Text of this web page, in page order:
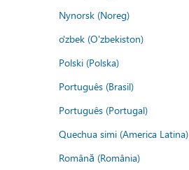
Nynorsk (Noreg)
o'zbek (O'zbekiston)
Polski (Polska)
Português (Brasil)
Português (Portugal)
Quechua simi (America Latina)
Română (România)